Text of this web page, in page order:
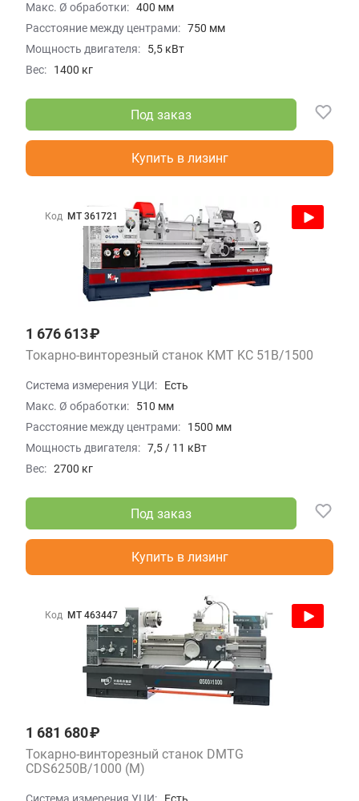
Макс. Ø обработки: 400 мм
Расстояние между центрами: 750 мм
Мощность двигателя:
5,5 кВт
Вес:
1400 кг
Под заказ
Купить в лизинг
1 676 613 ₽
Токарно-винторезный станок KMT KC 51B/1500
Система измерения УЦИ:
Есть
Макс. Ø обработки:
510 мм
Расстояние между центрами:
1500 мм
Мощность двигателя: 7,5 / 11 кВт
Вес: 2700 кг
Под заказ
Купить в лизинг
Код МТ 361721
1 681 680 ₽
Токарно-винторезный станок DMTG
CDS6250B/1000 (M)
Код МТ 463447